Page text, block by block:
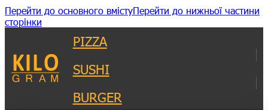
Перейти до основного вмістуПерейти до нижньої частини
сторінки
PIZZA
SUSHI
BURGER